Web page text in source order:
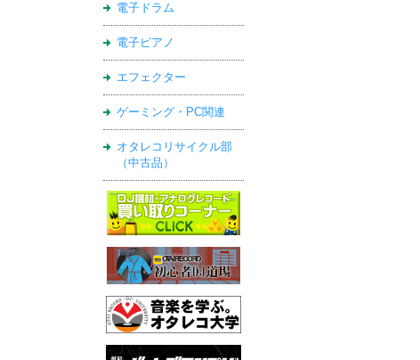
電子ドラム
電子ピアノ
エフェクター
ゲーミング・PC関連
オタレコリサイクル部
（中古品）